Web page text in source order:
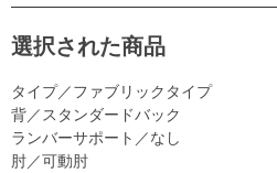
選択された商品
タイプ／ファブリックタイプ
背／スタンダードバック
ランバーサポート／なし
肘／可動肘